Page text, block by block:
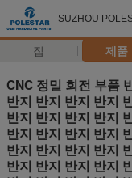
SUZHOU
집 제품
CNC 정밀 회전 부품
반지 반지 반지 반지
반지 반지 반지 반지
반지 반지 반지 반지
반지 반지 반지 반지
반지 반지 반지 반지